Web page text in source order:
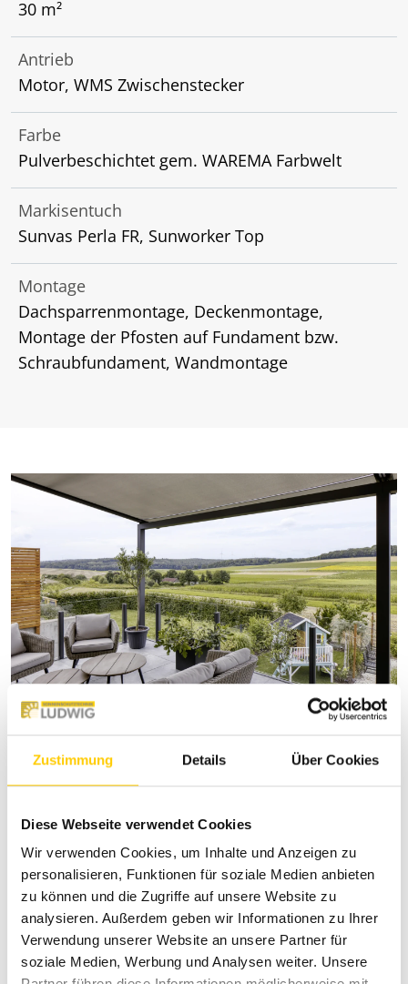
Zustimmung Details Über Cookies
Diese Webseite verwendet Cookies
Wir verwenden Cookies, um Inhalte und Anzeigen zu
personalisieren, Funktionen für soziale Medien anbieten
zu können und die Zugriffe auf unsere Website zu
analysieren. Außerdem geben wir Informationen zu Ihrer
Verwendung unserer Website an unsere Partner für
soziale Medien, Werbung und Analysen weiter. Unsere
30 m²
Antrieb
Motor, WMS Zwischenstecker
Farbe
Pulverbeschichtet gem. WAREMA Farbwelt
Markisentuch
Sunvas Perla FR, Sunworker Top
Montage
Dachsparrenmontage, Deckenmontage,
Montage der Pfosten auf Fundament bzw.
Schraubfundament, Wandmontage
Pergola-Markisen bieten zuverlässigen
Sonnenschutz und schaffen eine
Genießen.